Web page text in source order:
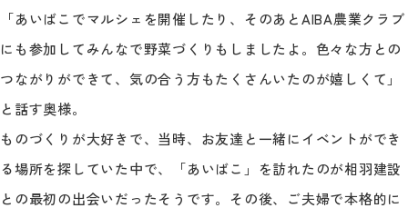
「あいばこでマルシェを開催したり、そのあとAIBA農業クラブ
にも参加してみんなで野菜づくりもしましたよ。色々な方との
つながりができて、気の合う方もたくさんいたのが嬉しくて」
と話す奥様。
ものづくりが大好きで、当時、お友達と一緒にイベントができ
る場所を探していた中で、「あいばこ」を訪れたのが相羽建設
との最初の出会いだったそうです。その後、ご夫婦で本格的に